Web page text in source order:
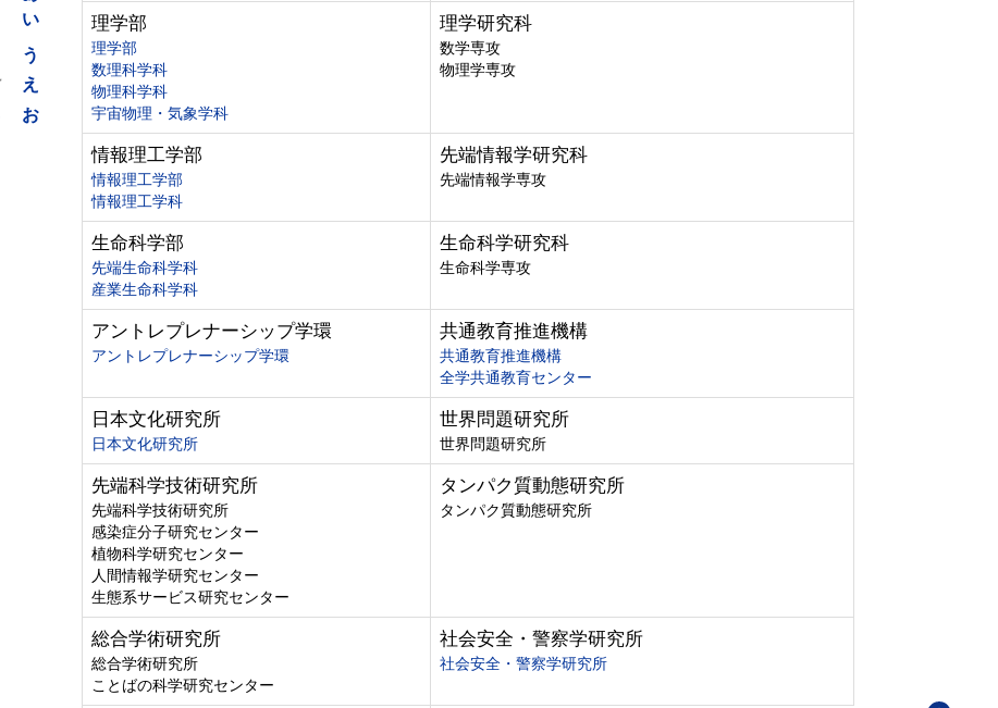
い
う
え
お
理学部
理学部
数理科学科
物理科学科
宇宙物理・気象学科
理学研究科
数学専攻
物理学専攻
情報理工学部
情報理工学部
情報理工学科
先端情報学研究科
先端情報学専攻
生命科学部
先端生命科学科
産業生命科学科
生命科学研究科
生命科学専攻
アントレプレナーシップ学環
アントレプレナーシップ学環
共通教育推進機構
共通教育推進機構
全学共通教育センター
日本文化研究所
日本文化研究所
世界問題研究所
世界問題研究所
先端科学技術研究所
先端科学技術研究所
感染症分子研究センター
植物科学研究センター
人間情報学研究センター
生態系サービス研究センター
タンパク質動態研究所
タンパク質動態研究所
総合学術研究所
総合学術研究所
ことばの科学研究センター
社会安全・警察学研究所
社会安全・警察学研究所